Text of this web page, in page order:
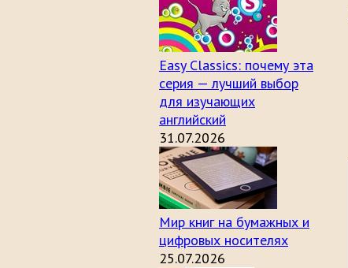
Easy Classics: почему эта
серия — лучший выбор
для изучающих
английский
31.07.2026
Мир книг на бумажных и
цифровых носителях
25.07.2026